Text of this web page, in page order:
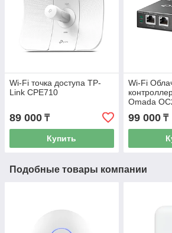
Wi-Fi точка доступа TP-
Link CPE710
89 000 ₸
Купить
Wi-Fi
Omada
99 000₸
Подобные товары компании